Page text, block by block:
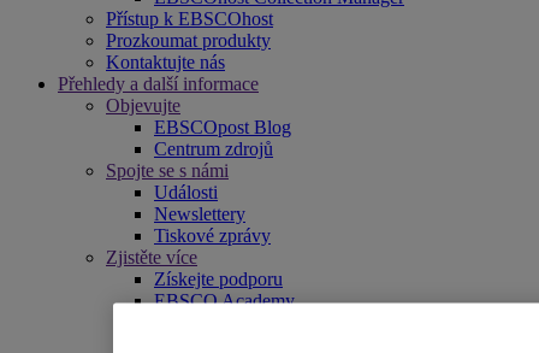
Přístup k EBSCOhost
Prozkoumat produkty
Kontaktujte nás
Přehledy a další informace
Objevujte
EBSCOpost Blog
Centrum zdrojů
Spojte se s námi
Události
Newslettery
Tiskové zprávy
Zjistěte více
Získejte podporu
EBSCO Academy